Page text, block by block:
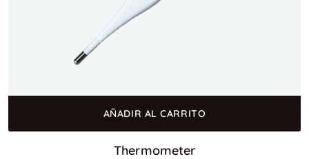
AÑADIR AL CARRITO
Thermometer